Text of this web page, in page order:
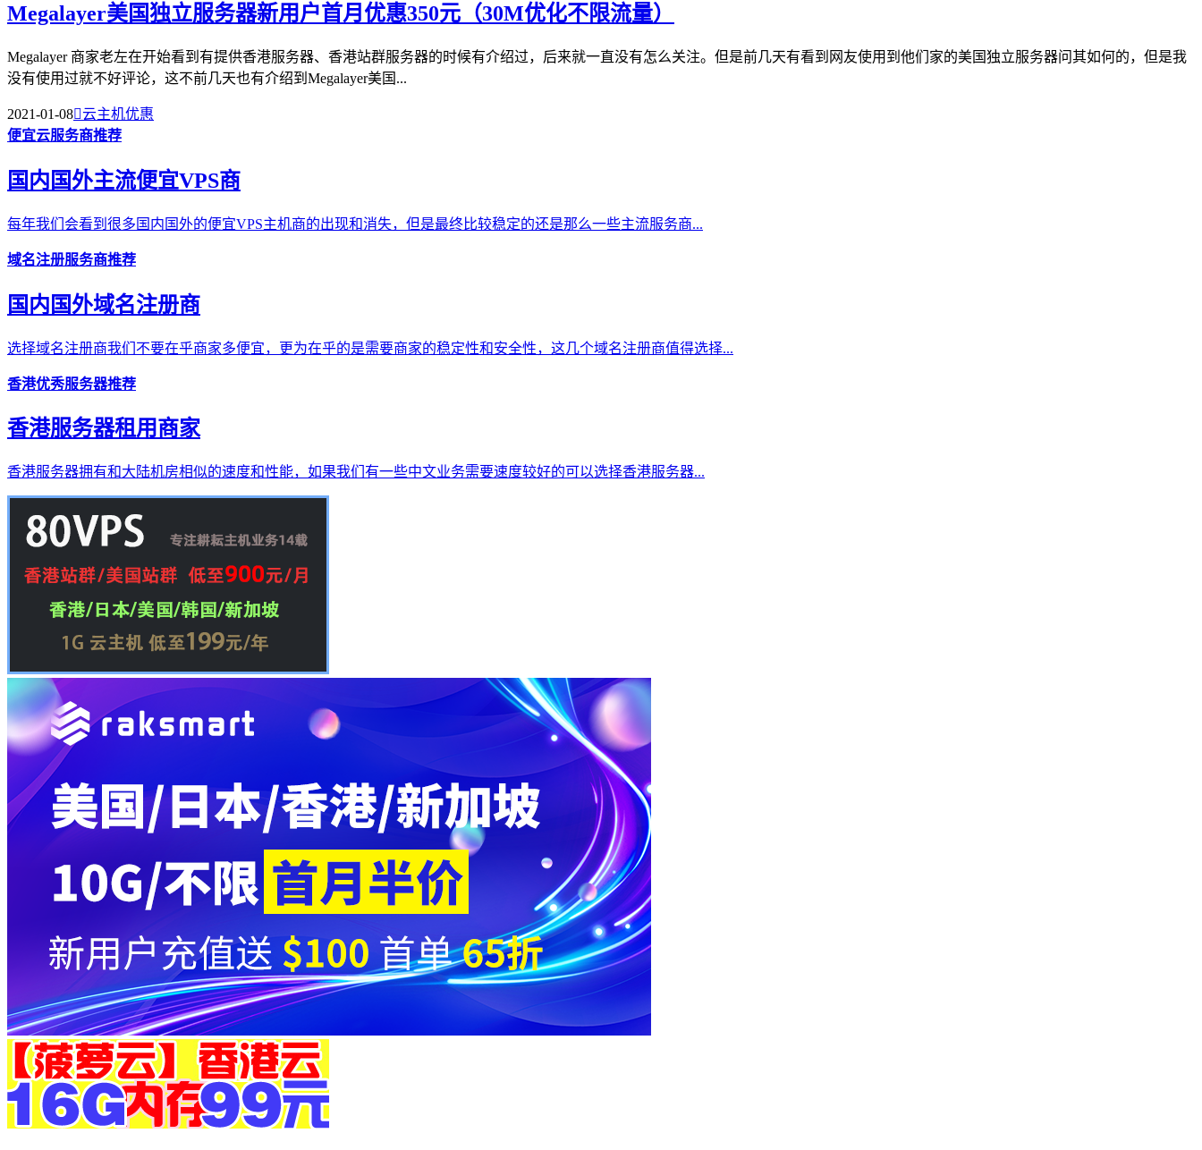
Megalayer美国独立服务器新用户首月优惠350元（30M优化不限流量）
Megalayer 商家老左在开始看到有提供香港服务器、香港站群服务器的时候有介绍过，后来就一直没有怎么关注。但是前几天有看到网友使用到他们家的美国独立服务器问其如何的，但是我
没有使用过就不好评论，这不前几天也有介绍到Megalayer美国...
2021-01-08云主机优惠
便宜云服务商推荐
国内国外主流便宜VPS商
每年我们会看到很多国内国外的便宜VPS主机商的出现和消失，但是最终比较稳定的还是那么一些主流服务商...
域名注册服务商推荐
国内国外域名注册商
选择域名注册商我们不要在乎商家多便宜，更为在乎的是需要商家的稳定性和安全性，这几个域名注册商值得选择...
香港优秀服务器推荐
香港服务器租用商家
香港服务器拥有和大陆机房相似的速度和性能，如果我们有一些中文业务需要速度较好的可以选择香港服务器...